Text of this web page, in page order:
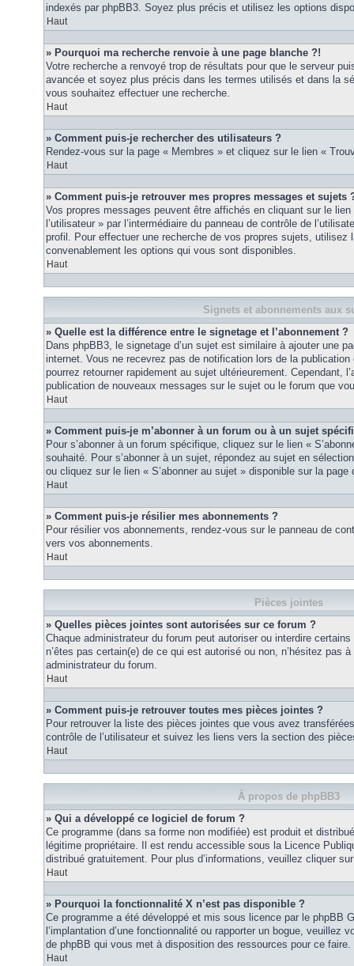
indexés par phpBB3. Soyez plus précis et utilisez les options
Haut
» Pourquoi ma recherche renvoie à une page blanche ?!
Votre recherche a renvoyé trop de résultats pour que le serveur
avancée et soyez plus précis dans les termes utilisés et dans la
vous souhaitez effectuer une recherche.
Haut
» Comment puis-je rechercher des utilisateurs ?
Rendez-vous sur la page « Membres » et cliquez sur le lien «
Haut
» Comment puis-je retrouver mes propres messages et sujets
Vos propres messages peuvent être affichés en cliquant sur le
l’utilisateur » par l’intermédiaire du panneau de contrôle de
profil. Pour effectuer une recherche de vos propres sujets, utilisez
convenablement les options qui vous sont disponibles.
Haut
Signets et abonnements aux
» Quelle est la différence entre le signetage et l’abonnement ?
Dans phpBB3, le signetage d’un sujet est similaire à ajouter une
internet. Vous ne recevrez pas de notification lors de la publication
pourrez retourner rapidement au sujet ultérieurement. Cependant,
publication de nouveaux messages sur le sujet ou le forum que
Haut
» Comment puis-je m’abonner à un forum ou à un sujet
Pour s’abonner à un forum spécifique, cliquez sur le lien «
souhaité. Pour s’abonner à un sujet, répondez au sujet en
ou cliquez sur le lien « S’abonner au sujet » disponible sur la page
Haut
» Comment puis-je résilier mes abonnements ?
Pour résilier vos abonnements, rendez-vous sur le panneau de
vers vos abonnements.
Haut
Pièces jointes
» Quelles pièces jointes sont autorisées sur ce forum ?
Chaque administrateur du forum peut autoriser ou interdire
n’êtes pas certain(e) de ce qui est autorisé ou non, n’hésitez pas
administrateur du forum.
Haut
» Comment puis-je retrouver toutes mes pièces jointes ?
Pour retrouver la liste des pièces jointes que vous avez
contrôle de l’utilisateur et suivez les liens vers la section des
Haut
À propos de phpBB3
» Qui a développé ce logiciel de forum ?
Ce programme (dans sa forme non modifiée) est produit et
légitime propriétaire. Il est rendu accessible sous la Licence
distribué gratuitement. Pour plus d’informations, veuillez cliquer
Haut
» Pourquoi la fonctionnalité X n’est pas disponible ?
Ce programme a été développé et mis sous licence par le phpBB
l’implantation d’une fonctionnalité ou rapporter un bogue, veuillez
de phpBB qui vous met à disposition des ressources pour ce faire.
Haut